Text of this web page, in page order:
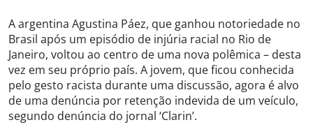
A argentina Agustina Páez, que ganhou notoriedade no
Brasil após um episódio de injúria racial no Rio de
Janeiro, voltou ao centro de uma nova polêmica – desta
vez em seu próprio país. A jovem, que ficou conhecida
pelo gesto racista durante uma discussão, agora é alvo
de uma denúncia por retenção indevida de um veículo,
segundo denúncia do jornal ‘Clarin’.